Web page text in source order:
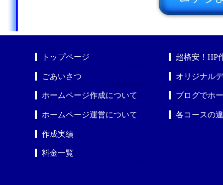
トップページ
ごあいさつ
ホームページ作成について
ホームページ運営について
作成実績
料金一覧
超格安！HP
オリジナル
ブログでホ
各コースの